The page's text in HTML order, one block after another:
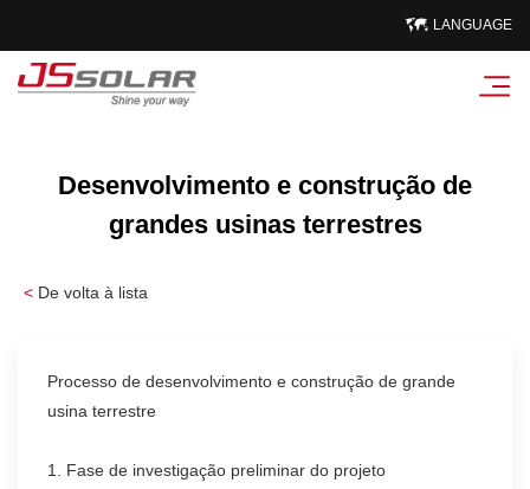
LANGUAGE
Desenvolvimento e construção de
grandes usinas terrestres
< De volta à lista
Processo de desenvolvimento e construção de grande
usina terrestre
1. Fase de investigação preliminar do projeto